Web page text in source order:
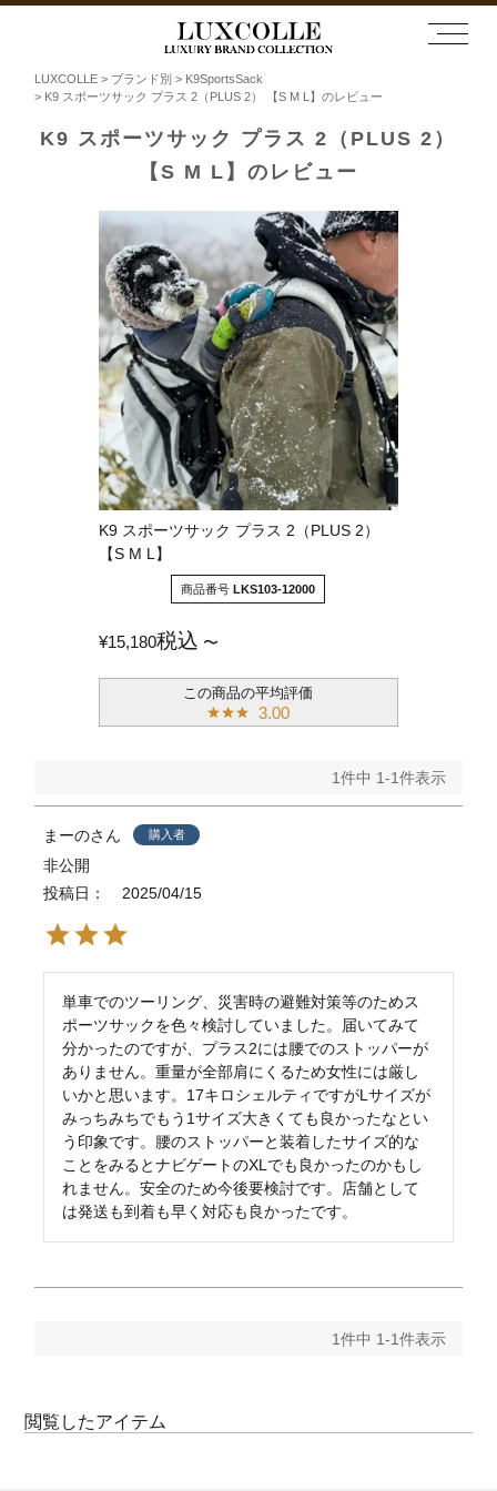
LUXCOLLE ブランド別
K9SportsSack
K9 スポーツサック プラス 2（PLUS 2） 【S M L】のレビュー
K9 スポーツサック プラス 2（PLUS 2）
【S M L】のレビュー
K9 スポーツサック プラス 2（PLUS 2）
【S M L】
商品番号 LKS103-12000
¥15,180税込 〜
3.00
1件中 1-1件表示
まーの 購入者
非公開
投稿日
2025/04/15
単車でのツーリング、災害時の避難対策等のためス
ポーツサックを色々検討していました。届いてみて
分かったのですが、プラス2には腰でのストッパーが
ありません。重量が全部肩にくるため女性には厳し
いかと思います。17キロシェルティですがLサイズが
みっちみちでもう1サイズ大きくても良かったなとい
う印象です。腰のストッパーと装着したサイズ的な
ことをみるとナビゲートのXLでも良かったのかもし
れません。安全のため今後要検討です。店舗として
は発送も到着も早く対応も良かったです。
1件中 1-1件表示
閲覧したアイテム